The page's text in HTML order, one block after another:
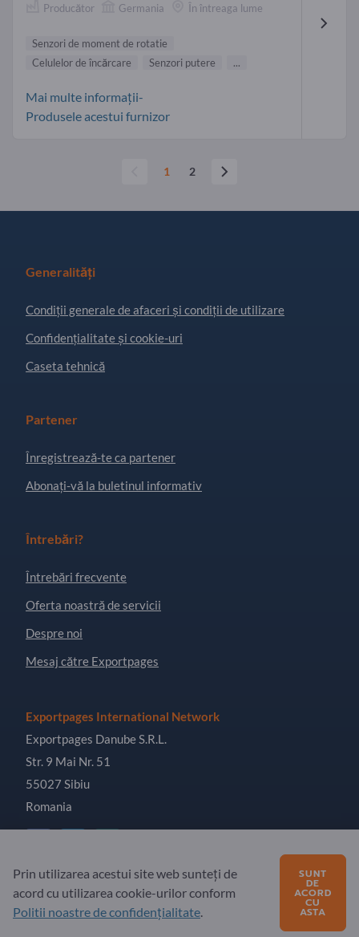
Producător Germania În întreaga lume
Senzori de moment de rotatie
Celulelor de încărcare
Senzori putere ...
Mai multe informații-
Produsele acestui furnizor
1 2
Generalități
Condiţii generale de afaceri și condiții de utilizare
Confidențialitate și cookie-uri
Caseta tehnică
Partener
Înregistrează-te ca partener
Abonați-vă la buletinul informativ
Întrebări?
Întrebări frecvente
Oferta noastră de servicii
Despre noi
Mesaj către Exportpages
Exportpages International Network
Exportpages Danube S.R.L.
Str. 9 Mai Nr. 51
55027 Sibiu
Romania
Copyright © 2026 Exportpages International GmbH. All
Rights Reserved.
Prin utilizarea acestui site web sunteți de
acord cu utilizarea cookie-urilor conform
Politii noastre de confidențialitate.
SUNT
DE
ACORD
CU
ASTA